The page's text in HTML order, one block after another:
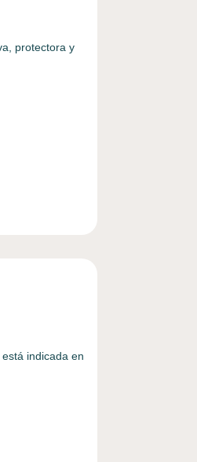
protectora y
indicada en